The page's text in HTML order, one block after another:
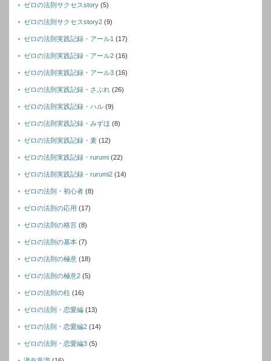
ゼロの法則サクセスstory (5)
ゼロの法則サクセスstory2 (9)
ゼロの法則実践記録・アール1 (17)
ゼロの法則実践記録・アール2 (16)
ゼロの法則実践記録・アール3 (16)
ゼロの法則実践記録・さぶれ (26)
ゼロの法則実践記録・ハル (9)
ゼロの法則実践記録・みずほ (8)
ゼロの法則実践記録・麦 (12)
ゼロの法則実践記録・rurumi (22)
ゼロの法則実践記録・rurumi2 (14)
ゼロの法則・初心者 (8)
ゼロの法則の応用 (17)
ゼロの法則の格言 (8)
ゼロの法則の基本 (7)
ゼロの法則の極意 (18)
ゼロの法則の極意2 (5)
ゼロの法則の柱 (16)
ゼロの法則・恋愛編 (13)
ゼロの法則・恋愛編2 (14)
ゼロの法則・恋愛編3 (5)